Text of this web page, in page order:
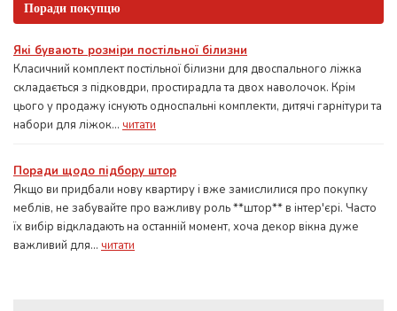
Поради покупцю
Які бувають розміри постільної білизни
Класичний комплект постільної білизни для двоспального ліжка
складається з підковдри, простирадла та двох наволочок. Крім
цього у продажу існують односпальні комплекти, дитячі гарнітури та
набори для ліжок... читати
Поради щодо підбору штор
Якщо ви придбали нову квартиру і вже замислилися про покупку
меблів, не забувайте про важливу роль **штор** в інтер'єрі. Часто
їх вибір відкладають на останній момент, хоча декор вікна дуже
важливий для... читати